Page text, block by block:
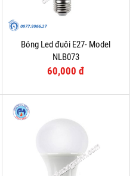
Bóng Led đuôi E27- Model
NLB073
60,000 đ